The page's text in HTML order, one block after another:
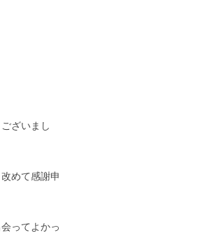
ざいまし
めて感謝申
ってよかっ